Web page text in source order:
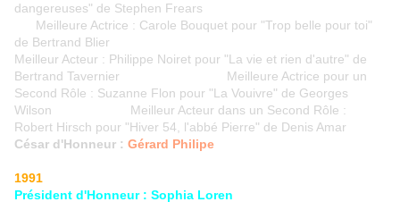
dangereuses" de Stephen Frears
Meilleure Actrice : Carole Bouquet pour "Trop belle pour toi"
de Bertrand Blier
Meilleur Acteur : Philippe Noiret pour "La vie et rien d'autre" de
Bertrand Tavernier Meilleure Actrice pour un
Second Rôle : Suzanne Flon pour "La Vouivre" de Georges
Wilson Meilleur Acteur dans un Second Rôle :
Robert Hirsch pour "Hiver 54, l'abbé Pierre" de Denis Amar
César d'Honneur : Gérard Philipe
1991
Président d'Honneur : Sophia Loren